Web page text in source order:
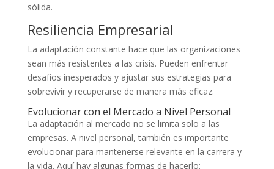
sólida.
Resiliencia Empresarial
La adaptación constante hace que las organizaciones
sean más resistentes a las crisis. Pueden enfrentar
desafíos inesperados y ajustar sus estrategias para
sobrevivir y recuperarse de manera más eficaz.
Evolucionar con el Mercado a Nivel Personal
La adaptación al mercado no se limita solo a las
empresas. A nivel personal, también es importante
evolucionar para mantenerse relevante en la carrera y
la vida. Aquí hay algunas formas de hacerlo: